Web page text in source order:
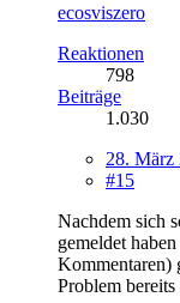
ecosviszero
Reaktionen
798
Beiträge
1.030
28. März
#15
Nachdem sich
gemeldet
Kommentaren)
Problem bereits